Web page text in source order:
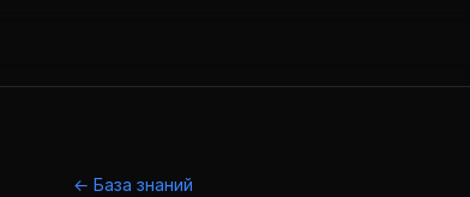
← База знаний